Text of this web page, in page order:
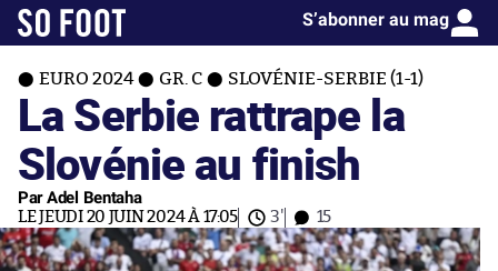
S’abonner au mag
EURO 2024 GR. C SLOVÉNIE-SERBIE (1-1)
La Serbie rattrape la
Slovénie au finish
Par Adel Bentaha
LE JEUDI 20 JUIN 2024 À 17:05 3' 15